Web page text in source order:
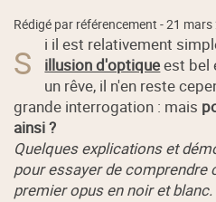
Rédigé par référencement -21 mars
S
i il est relativement
illusion d'optiqueest bel
un rêve, il n'en reste
grande interrogation : mais
ainsi ?
Quelques explications et
pour essayer de comprendre
premier opus en noir et blanc.